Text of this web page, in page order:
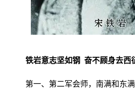
铁岩意志坚如钢 奋不顾身去西
第一、第二军会师，南满和东满